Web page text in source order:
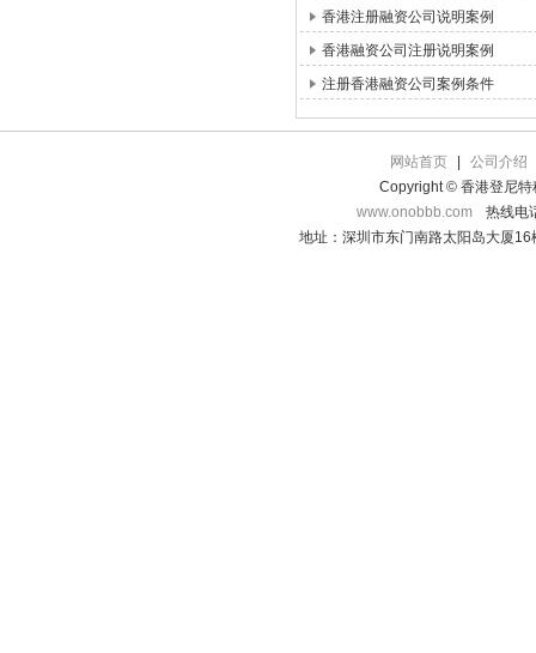
香港注册融资公司说明案例
香港融资公司注册说明案例
注册香港融资公司案例条件
网站首页
公司介绍
Copyright © 香港登尼特
www.onobbb.com
热线电
地址：深圳市东门南路太阳岛大厦